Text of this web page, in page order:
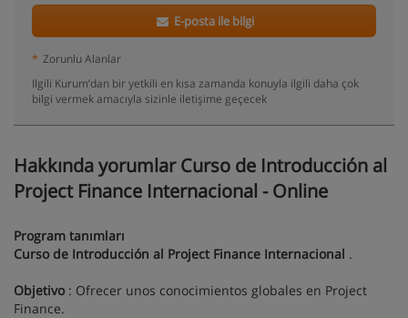
E-posta ile bilgi
* Zorunlu Alanlar
Ilgili Kurum’dan bir yetkili en kısa zamanda konuyla ilgili daha çok
bilgi vermek amacıyla sizinle iletişime geçecek
Hakkında yorumlar Curso de Introducción al
Project Finance Internacional - Online
Program tanımları
Curso de Introducción al Project Finance Internacional .
Objetivo : Ofrecer unos conocimientos globales en Project
Finance.